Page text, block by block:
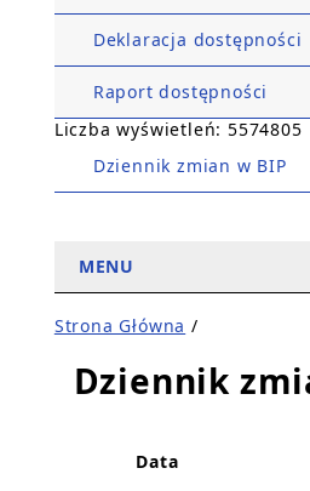
Deklaracja dostępności
Raport dostępności
Liczba wyświetleń: 5574805
Dziennik zmian w BIP
MENU
Strona Główna /
Dziennik
Data